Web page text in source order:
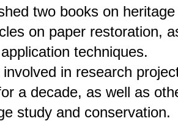
two books on
on paper restoration,
techniques.
in research
a decade, as well as
study and conservation.